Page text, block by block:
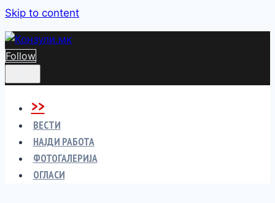
Skip to content
Follow
>>
ВЕСТИ
НАЈДИ РАБОТА
ФОТОГАЛЕРИЈА
ОГЛАСИ